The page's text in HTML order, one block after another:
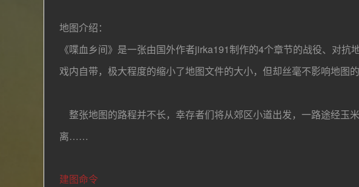
地图介绍：
《喋血乡间》是一张由国外作者jirka191制作的4个章节的战役、对抗地
戏内自带，极大程度的缩小了地图文件的大小，但却丝毫不影响地图的
整张地图的路程并不长，幸存者们将从郊区小道出发，一路途经玉
离……
建图命令